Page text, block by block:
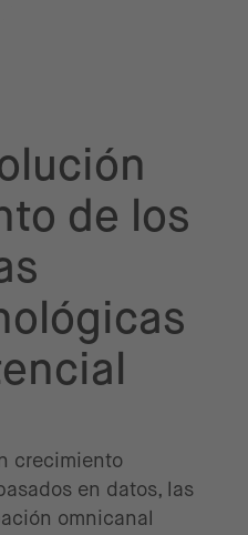
de los
crecimiento
en datos, las
omnicanal